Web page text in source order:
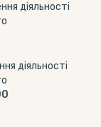
діяльності
діяльності